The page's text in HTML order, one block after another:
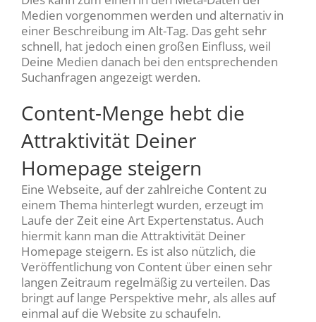
Medien vorgenommen werden und alternativ in
einer Beschreibung im Alt-Tag. Das geht sehr
schnell, hat jedoch einen großen Einfluss, weil
Deine Medien danach bei den entsprechenden
Suchanfragen angezeigt werden.
Content-Menge hebt die
Attraktivität Deiner
Homepage steigern
Eine Webseite, auf der zahlreiche Content zu
einem Thema hinterlegt wurden, erzeugt im
Laufe der Zeit eine Art Expertenstatus. Auch
hiermit kann man die Attraktivität Deiner
Homepage steigern. Es ist also nützlich, die
Veröffentlichung von Content über einen sehr
langen Zeitraum regelmäßig zu verteilen. Das
bringt auf lange Perspektive mehr, als alles auf
einmal auf die Website zu schaufeln.